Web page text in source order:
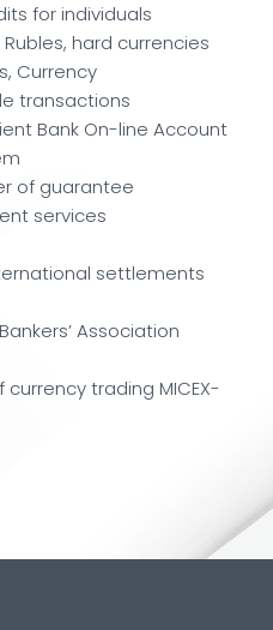
for individuals
hard currencies
Currency
transactions
Bank On-line Account
of guarantee
services
settlements
Association
trading MICEX-